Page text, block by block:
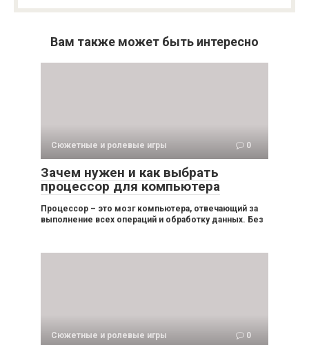
Вам также может быть интересно
Сюжетные и ролевые игры 0
Зачем нужен и как выбрать
процессор для компьютера
Процессор – это мозг компьютера, отвечающий за
выполнение всех операций и обработку данных. Без
Сюжетные и ролевые игры 0